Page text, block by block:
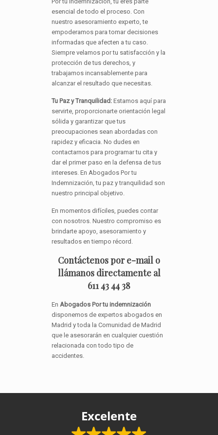
esencial de todo el proceso. Con
nuestro asesoramiento experto, te
empoderamos para tomar decisiones
informadas que afecten a tu caso.
Siempre velamos por tu satisfacción y la
protección de tus derechos, y
trabajamos incansablemente para
alcanzar el resultado que necesitas.
Tu Paz y Tranquilidad:Estamos aquí para
servirte, proporcionarte orientación legal
sólida y garantizar que tus
preocupaciones sean abordadas con
rapidez y eficacia. No dudes en
contactarnos para programar tu cita y
dar el primer paso en la defensa de tus
intereses. En Abogados Por tu
Indemnización, tu paz y tranquilidad son
nuestro principal objetivo.
En momentos difíciles, puedes contar
con nosotros. Nuestro compromiso es
brindarte apoyo, asesoramiento y
resultados en tiempo récord.
Contáctenos por e-mail o
llámanos directamente al
611 43 44 38
En Abogados Por tu indemnización
disponemos de expertos abogados en
Madrid y toda la Comunidad de Madrid
que le asesorarán en cualquier cuestión
relacionada con todo tipo de
accidentes.
Excelente